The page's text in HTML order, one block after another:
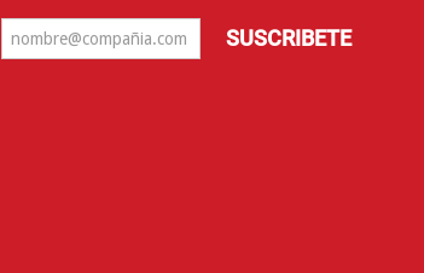
SUSCRIBETE